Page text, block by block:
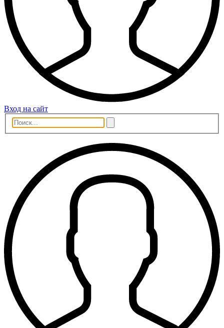
Вход на сайт